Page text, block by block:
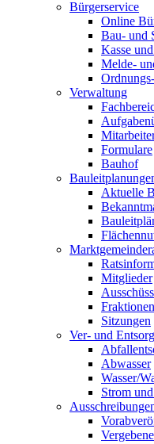
Bürgerservice
Online
Bau- und
Kasse
Melde-
Verwaltung
Formulare
Bauhof
Aktuelle
Mitglieder
Fraktionen
Sitzungen
Ver- und
Abwasser
Wasser/
Strom